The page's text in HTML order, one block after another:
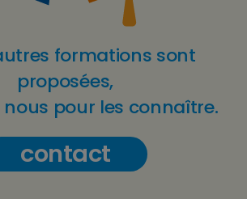
formations sont
proposées,
pour les connaître.
contact